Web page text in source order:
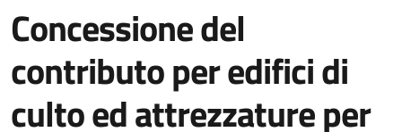
Concessione del
contributo per edifici di
culto ed attrezzature per